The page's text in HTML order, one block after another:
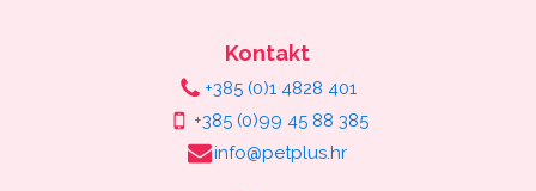
Kontakt
+385 (0)1 4828 401
+385 (0)99 45 88 385
info@petplus.hr